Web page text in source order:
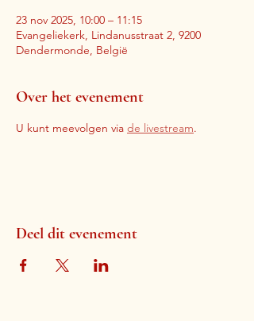
23 nov 2025, 10:00 – 11:15
Evangeliekerk, Lindanusstraat 2, 9200
Dendermonde, België
Over het evenement
U kunt meevolgen via de livestream.
Deel dit evenement